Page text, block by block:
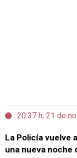
20:37 h, 21 de
La Policía vuelve
una nueva noche